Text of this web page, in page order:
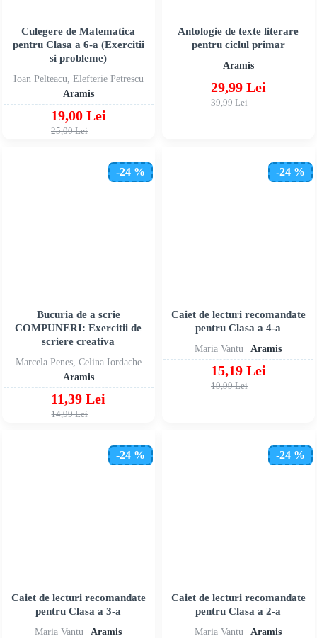
Ioan Pelteacu, Elefterie Petrescu
Aramis
Culegere de Matematica
pentru Clasa a 6-a (Exercitii
si probleme)
19,00 Lei
25,00 Lei
Aramis
Antologie de texte literare
pentru ciclul primar
29,99 Lei
39,99 Lei
-24 %
Marcela Penes, Celina Iordache
Aramis
Bucuria de a scrie
COMPUNERI: Exercitii de
scriere creativa
11,39 Lei
14,99 Lei
-24 %
Maria Vantu Aramis
Caiet de lecturi recomandate
pentru Clasa a 4-a
15,19 Lei
19,99 Lei
-24 %
Maria Vantu Aramis
Caiet de lecturi recomandate
pentru Clasa a 3-a
-24 %
Maria Vantu Aramis
Caiet de lecturi recomandate
pentru Clasa a 2-a